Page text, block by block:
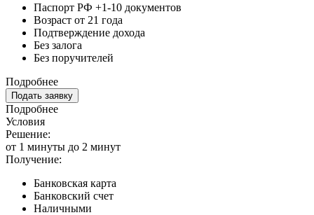
Паспорт РФ +1-10 документов
Возраст от 21 года
Подтверждение дохода
Без залога
Без поручителей
Подробнее
Подать заявку
Подробнее
Условия
Решение:
от 1 минуты до 2 минут
Получение:
Банковская карта
Банковский счет
Наличными